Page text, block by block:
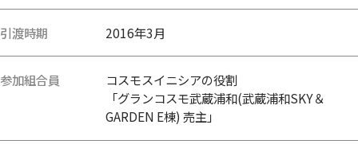
引渡時期 2016年3月
参加組合員
コスモスイニシアの役割
「グランコスモ武蔵浦和(武蔵浦和SKY＆
GARDEN E棟) 売主」